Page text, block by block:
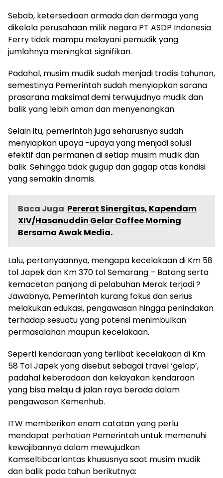
Sebab, ketersediaan armada dan dermaga yang
dikelola perusahaan milik negara PT ASDP Indonesia
Ferry tidak mampu melayani pemudik yang
jumlahnya meningkat signifikan.
Padahal, musim mudik sudah menjadi tradisi tahunan,
semestinya Pemerintah sudah menyiapkan sarana
prasarana maksimal demi terwujudnya mudik dan
balik yang lebih aman dan menyenangkan.
Selain itu, pemerintah juga seharusnya sudah
menyiapkan upaya -upaya yang menjadi solusi
efektif dan permanen di setiap musim mudik dan
balik. Sehingga tidak gugup dan gagap atas kondisi
yang semakin dinamis.
Baca Juga Pererat Sinergitas, Kapendam
XIV/Hasanuddin Gelar Coffee Morning
Bersama Awak Media.
Lalu, pertanyaannya, mengapa kecelakaan di Km 58
tol Japek dan Km 370 tol Semarang – Batang serta
kemacetan panjang di pelabuhan Merak terjadi ?
Jawabnya, Pemerintah kurang fokus dan serius
melakukan edukasi, pengawasan hingga penindakan
terhadap sesuatu yang potensi menimbulkan
permasalahan maupun kecelakaan.
Seperti kendaraan yang terlibat kecelakaan di Km
58 Tol Japek yang disebut sebagai travel ‘gelap’,
padahal keberadaan dan kelayakan kendaraan
yang bisa melaju di jalan raya berada dalam
pengawasan Kemenhub.
ITW memberikan enam catatan yang perlu
mendapat perhatian Pemerintah untuk memenuhi
kewajibannya dalam mewujudkan
Kamseltibcarlantas khususnya saat musim mudik
dan balik pada tahun berikutnya: